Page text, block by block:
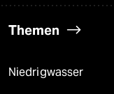
Themen
Niedrigwasser